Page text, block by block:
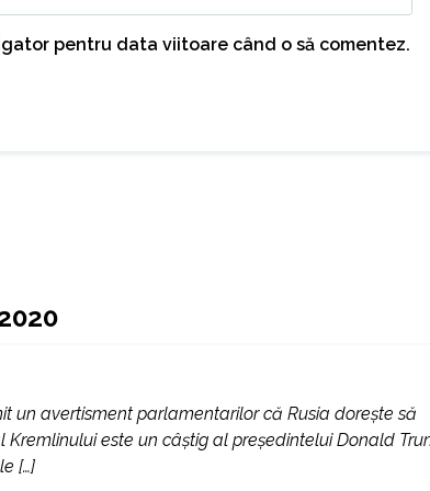
pentru data viitoare când o să comentez.
un avertisment parlamentarilor că Rusia dorește să
este un câștig al președintelui Donald
[…]